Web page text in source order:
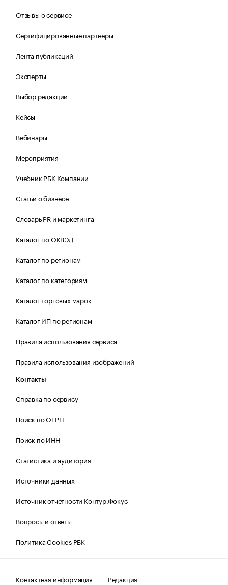
Отзывы о сервисе
Сертифицированные партнеры
Лента публикаций
Эксперты
Выбор редакции
Кейсы
Вебинары
Мероприятия
Учебник РБК Компании
Статьи о бизнесе
Словарь PR и маркетинга
Каталог по ОКВЭД
Каталог по регионам
Каталог по категориям
Каталог торговых марок
Каталог ИП по регионам
Правила использования сервиса
Правила использования изображений
Контакты
Справка по сервису
Поиск по ОГРН
Поиск по ИНН
Статистика и аудитория
Источники данных
Источник отчетности Контур.Фокус
Вопросы и ответы
Политика Cookies РБК
Контактная информация Редакция